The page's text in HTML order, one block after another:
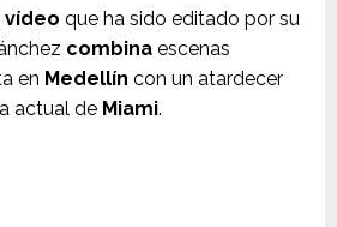
vídeo que ha sido editado por su
combina escenas
en Medellín con un atardecer
actual de Miami.